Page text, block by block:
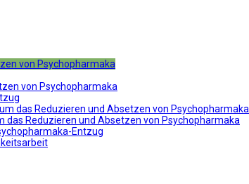
von Psychopharmaka
von Psychopharmaka
das Reduzieren und Absetzen von Psychopharmaka
Reduzieren und Absetzen von Psychopharmaka
Entzug